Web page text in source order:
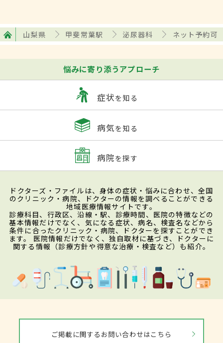
山梨県 甲斐常葉駅 泌尿器科 ネット予約可
悩みに寄り添うアプローチ
症状を知る
病気を知る
病院を探す
ドクターズ・ファイルは、身体の症状・悩みに合わせ、全国
のクリニック・病院、ドクターの情報を調べることができる
地域医療情報サイトです。
診療科目、行政区、沿線・駅、診療時間、医院の特徴などの
基本情報だけでなく、気になる症状、病名、検査名などから
条件に合ったクリニック・病院、ドクターを探すことができ
ます。 医院情報だけでなく、独自取材に基づき、ドクターに
関する情報（診療方針や得意な治療・検査など）も紹介。
ご掲載に関するお問い合わせはこちら